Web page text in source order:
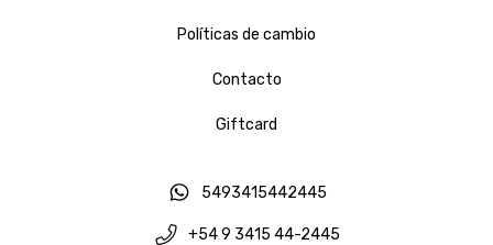
Políticas de cambio
Contacto
Giftcard
5493415442445
+54 9 3415 44-2445